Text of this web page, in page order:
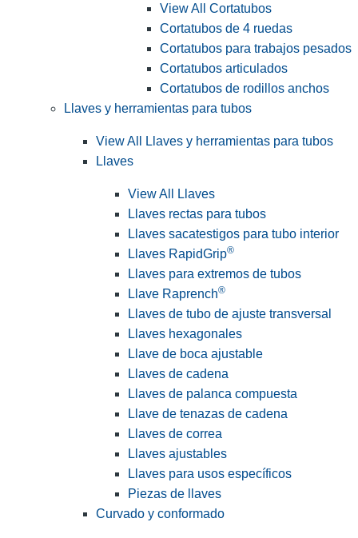
View All Cortatubos
Cortatubos de 4 ruedas
Cortatubos para trabajos pesados
Cortatubos articulados
Cortatubos de rodillos anchos
Llaves y herramientas para tubos
View All Llaves y herramientas para tubos
Llaves
View All Llaves
Llaves rectas para tubos
Llaves sacatestigos para tubo interior
Llaves RapidGrip®
Llaves para extremos de tubos
Llave Raprench®
Llaves de tubo de ajuste transversal
Llaves hexagonales
Llave de boca ajustable
Llaves de cadena
Llaves de palanca compuesta
Llave de tenazas de cadena
Llaves de correa
Llaves ajustables
Llaves para usos específicos
Piezas de llaves
Curvado y conformado